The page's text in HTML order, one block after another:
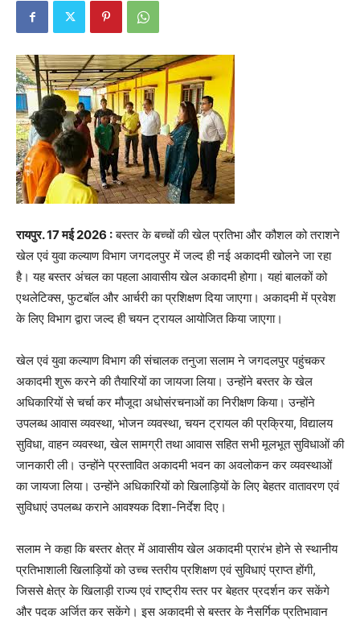
रायपुर. 17 मई 2026 :बस्तर के बच्चों की खेल प्रतिभा और कौशल को तराशने
खेल एवं युवा कल्याण विभाग जगदलपुर में जल्द ही नई अकादमी खोलने जा रहा
है। यह बस्तर अंचल का पहला आवासीय खेल अकादमी होगा। यहां बालकों को
एथलेटिक्स, फुटबाॅल और आर्चरी का प्रशिक्षण दिया जाएगा। अकादमी में प्रवेश
के लिए विभाग द्वारा जल्द ही चयन ट्रायल आयोजित किया जाएगा।
खेल एवं युवा कल्याण विभाग की संचालक तनुजा सलाम ने जगदलपुर पहुंचकर
अकादमी शुरू करने की तैयारियों का जायजा लिया। उन्होंने बस्तर के खेल
अधिकारियों से चर्चा कर मौजूदा अधोसंरचनाओं का निरीक्षण किया। उन्होंने
उपलब्ध आवास व्यवस्था, भोजन व्यवस्था, चयन ट्रायल की प्रक्रिया, विद्यालय
सुविधा, वाहन व्यवस्था, खेल सामग्री तथा आवास सहित सभी मूलभूत सुविधाओं की
जानकारी ली। उन्होंने प्रस्तावित अकादमी भवन का अवलोकन कर व्यवस्थाओं
का जायजा लिया। उन्होंने अधिकारियों को खिलाड़ियों के लिए बेहतर वातावरण एवं
सुविधाएं उपलब्ध कराने आवश्यक दिशा-निर्देश दिए।
सलाम ने कहा कि बस्तर क्षेत्र में आवासीय खेल अकादमी प्रारंभ होने से स्थानीय
प्रतिभाशाली खिलाड़ियों को उच्च स्तरीय प्रशिक्षण एवं सुविधाएं प्राप्त होंगी,
जिससे क्षेत्र के खिलाड़ी राज्य एवं राष्ट्रीय स्तर पर बेहतर प्रदर्शन कर सकेंगे
और पदक अर्जित कर सकेंगे। इस अकादमी से बस्तर के नैसर्गिक प्रतिभावान